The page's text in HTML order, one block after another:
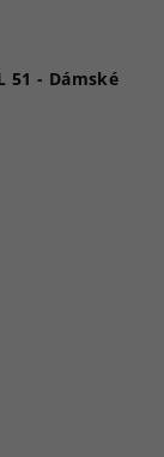
Just Cavalli sluneční brýle SJC142 09XL 51 - Dámské